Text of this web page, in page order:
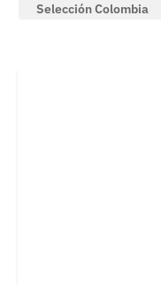
Selección Colombia